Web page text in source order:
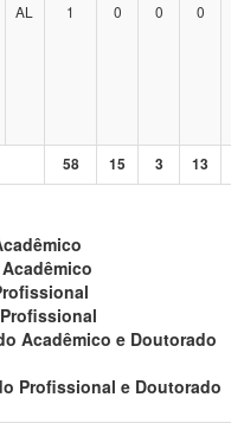
AL 1 0 0 0
58 15 3 13
Acadêmico
Acadêmico e Doutorado
Profissional e Doutorado